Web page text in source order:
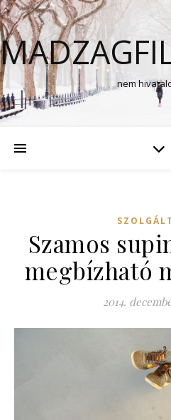
nem
Szamos
megbízható
2014.